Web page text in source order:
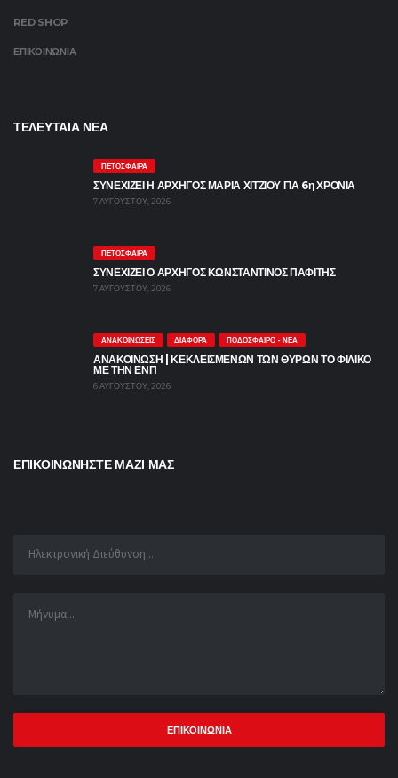
RED SHOP
ΕΠΙΚΟΙΝΩΝΙΑ
ΤΕΛΕΥΤΑΙΑ ΝΕΑ
ΠΕΤΌΣΦΑΙΡΑ
ΣΥΝΕΧΙΖΕΙ Η ΑΡΧΗΓΟΣ ΜΑΡΙΑ ΧΙΤΖΙΟΥ ΓΙΑ 6η ΧΡΟΝΙΑ
7 ΑΥΓΟΎΣΤΟΥ, 2026
ΠΕΤΌΣΦΑΙΡΑ
ΣΥΝΕΧΙΖΕΙ Ο ΑΡΧΗΓΟΣ ΚΩΝΣΤΑΝΤΙΝΟΣ ΠΑΦΙΤΗΣ
7 ΑΥΓΟΎΣΤΟΥ, 2026
ΑΝΑΚΟΙΝΏΣΕΙΣ ΔΙΆΦΟΡΑ ΠΟΔΌΣΦΑΙΡΟ - ΝΈΑ
ΑΝΑΚΟΙΝΩΣΗ | ΚΕΚΛΕΙΣΜΕΝΩΝ ΤΩΝ ΘΥΡΩΝ ΤΟ ΦΙΛΙΚΟ
ΜΕ ΤΗΝ ΕΝΠ
6 ΑΥΓΟΎΣΤΟΥ, 2026
ΕΠΙΚΟΙΝΩΝΗΣΤΕ ΜΑΖΙ ΜΑΣ